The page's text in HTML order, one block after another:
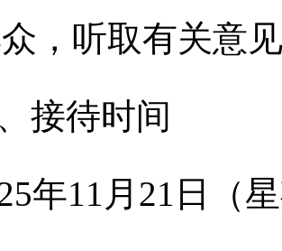
， 听取有关意见
接待时间
年11月21日（